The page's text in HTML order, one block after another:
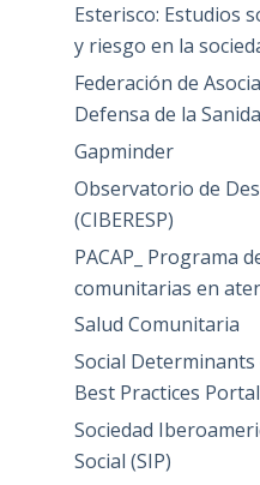
Esterisco: Estudios
y riesgo en la
Federación de
Defensa de la
Gapminder
Observatorio de
(CIBERESP)
PACAP_ Programa
comunitarias en
Salud Comunitaria
Social
Best Practices Portal
Sociedad
Social (SIP)